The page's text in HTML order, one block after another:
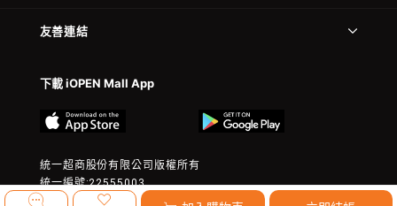
友善連結
下載 iOPEN Mall App
統一超商股份有限公司版權所有
統一編號:22555003
© 2023 President Chain Store Corp. All rights reserved.